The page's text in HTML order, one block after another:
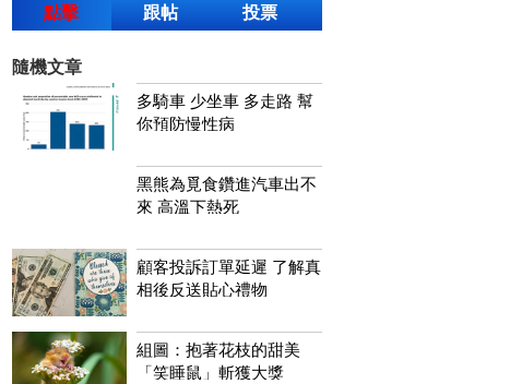
點擊
跟帖 投票
隨機文章
多騎車 少坐車 多走路 幫
你預防慢性病
黑熊為覓食鑽進汽車出不
來 高溫下熱死
顧客投訴訂單延遲 了解真
相後反送貼心禮物
組圖：抱著花枝的甜美
「笑睡鼠」斬獲大獎